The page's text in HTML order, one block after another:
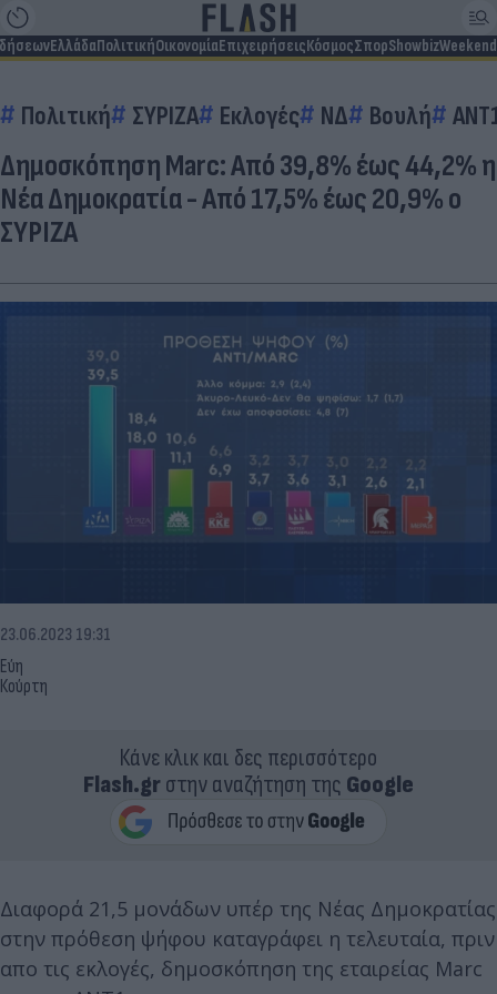
ΕλλάδαΠολιτικήΟικονομίαΕπιχειρήσειςΚόσμοςΣπορShowbizWeekend
Πολιτική ΣΥΡΙΖΑ Εκλογές ΝΔ Βουλή
Δημοσκόπηση Marc: Από 39,8% έως 44,2% η
Νέα Δημοκρατία - Από 17,5% έως 20,9% ο
ΣΥΡΙΖΑ
Εύη
Κούρτη
23.06.2023 19:31
Κάνε κλικ και δες περισσότερο
Flash.grστην αναζήτηση της Google
Διαφορά 21,5 μονάδων υπέρ της Νέας Δημοκρατίας
στην πρόθεση ψήφου καταγράφει η τελευταία, πριν
απο τις εκλογές, δημοσκόπηση της εταιρείας Marc